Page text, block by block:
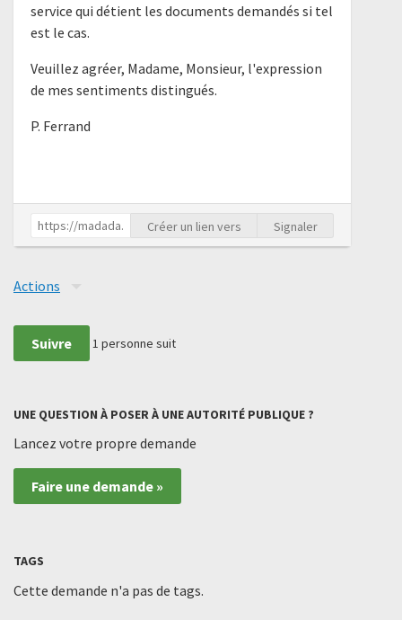
service qui détient les documents demandés si tel
est le cas.
Veuillez agréer, Madame, Monsieur, l'expression
de mes sentiments distingués.
P. Ferrand
Créer un lien vers Signaler
Actions
Suivre 1 personne suit
UNE QUESTION À POSER À UNE AUTORITÉ PUBLIQUE ?
Lancez votre propre demande
Faire une demande »
TAGS
Cette demande n'a pas de tags.